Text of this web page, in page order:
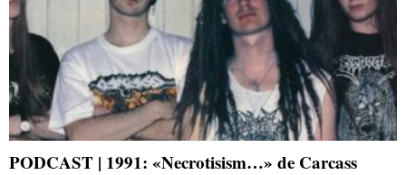
PODCAST | 1991: «Necrotisism…» de Carcass